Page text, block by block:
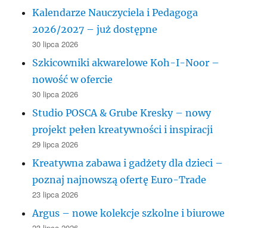
Kalendarze Nauczyciela i Pedagoga
2026/2027 – już dostępne
30 lipca 2026
Szkicowniki akwarelowe Koh-I-Noor –
nowość w ofercie
30 lipca 2026
Studio POSCA & Grube Kresky – nowy
projekt pełen kreatywności i inspiracji
29 lipca 2026
Kreatywna zabawa i gadżety dla dzieci –
poznaj najnowszą ofertę Euro-Trade
23 lipca 2026
Argus – nowe kolekcje szkolne i biurowe